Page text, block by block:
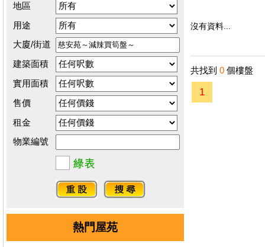
地區
用途
大廈/街道
建築面積
實用面積
售價
租金
物業編號
熱門屋苑
沒有資料...
共找到 0 個樓盤
1